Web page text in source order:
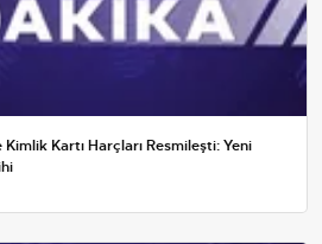
Kartı Harçları Resmileşti: Yeni